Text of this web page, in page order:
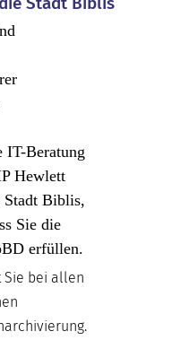
IT-Beratung
Hewlett
Stadt Biblis,
Sie die
erfüllen.
Sie bei allen